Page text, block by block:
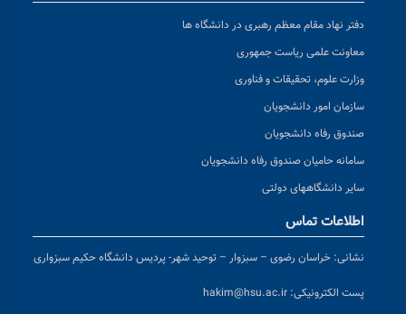
دفتر نهاد مقام معظم رهبری در دانشگاه ها
معاونت علمی ریاست جمهوری
وزارت علوم، تحقیقات و فناوری
سازمان امور دانشجویان
صندوق رفاه دانشجویان
سامانه حامیان صندوق رفاه دانشجویان
سایر دانشگاههای دولتی
اطلاعات تماس
نشانی: خراسان رضوی – سبزوار – توحید شهر- پردیس دانشگاه حکیم سبزواری
پست الکترونیکی: hakim@hsu.ac.ir